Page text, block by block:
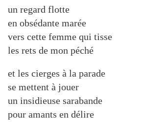
un regard flotte
en obsédante marée
vers cette femme qui tisse
les rets de mon péché
et les cierges à la parade
se mettent à jouer
un insidieuse sarabande
pour amants en délire